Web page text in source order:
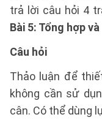
trả lời câu hỏi 4
Bài 5: Tổng hợp
Câu hỏi
Thảo luận để
không cần sử
cân. Có thể dùng